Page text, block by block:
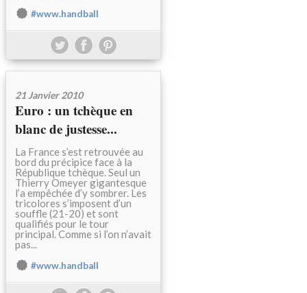
#www.handball
21 Janvier 2010
Euro : un tchèque en
blanc de justesse...
La France s’est retrouvée au
bord du précipice face à la
République tchèque. Seul un
Thierry Omeyer gigantesque
l’a empêchée d’y sombrer. Les
tricolores s’imposent d’un
souffle (21-20) et sont
qualifiés pour le tour
principal. Comme si l’on n’avait
pas...
#www.handball